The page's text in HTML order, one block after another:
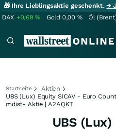
🎁 Ihre Lieblingsaktie geschenkt.→
DAX +0,69% Gold 0,00 % Öl
Startseite
Aktien
UBS (Lux) Equity SICAV - Euro
mdist- Aktie | A2AQKT
UBS (Lux)